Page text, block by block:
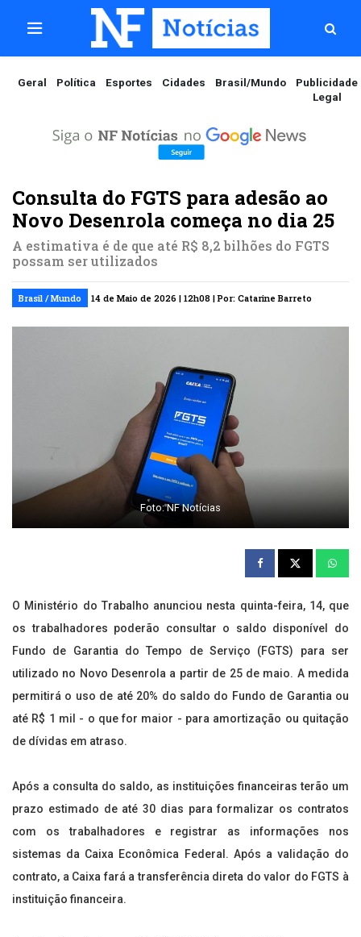
Geral Política Esportes Cidades Brasil/Mundo
Publicidade
Legal
Consulta do FGTS para adesão ao
Novo Desenrola começa no dia 25
A estimativa é de que até R$ 8,2 bilhões do FGTS
possam ser utilizados
Brasil / Mundo 14 de Maio de 2026 | 12h08 | Por: Catarine Barreto
Foto: NF Notícias
O Ministério do Trabalho anunciou nesta quinta-feira, 14, que
os trabalhadores poderão consultar o saldo disponível do
Fundo de Garantia do Tempo de Serviço (FGTS) para ser
utilizado no Novo Desenrola a partir de 25 de maio. A medida
permitirá o uso de até 20% do saldo do Fundo de Garantia ou
até R$ 1 mil - o que for maior - para amortização ou quitação
de dívidas em atraso.
Após a consulta do saldo, as instituições financeiras terão um
prazo estimado de até 30 dias para formalizar os contratos
com os trabalhadores e registrar as informações nos
sistemas da Caixa Econômica Federal. Após a validação do
contrato, a Caixa fará a transferência direta do valor do FGTS à
instituição financeira.